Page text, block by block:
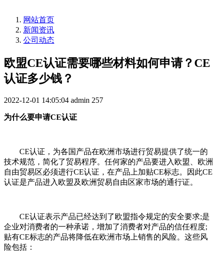
网站首页
新闻资讯
公司动态
欧盟CE认证需要哪些材料如何申请？CE
认证多少钱？
2022-12-01 14:05:04 admin 257
为什么要申请CE认证
CE认证，为各国产品在欧洲市场进行贸易提供了统一的
技术规范，简化了贸易程序。任何家的产品要进入欧盟、欧洲
自由贸易区必须进行CE认证，在产品上加贴CE标志。因此CE
认证是产品进入欧盟及欧洲贸易自由区家市场的通行证。
CE认证表示产品已经达到了欧盟指令规定的安全要求;是
企业对消费者的一种承诺，增加了消费者对产品的信任程度;
贴有CE标志的产品将降低在欧洲市场上销售的风险。这些风
险包括：